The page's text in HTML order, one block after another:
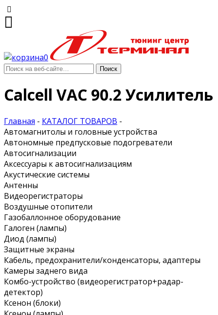
0
Calcell VAC 90.2 Усилитель
Главная - КАТАЛОГ ТОВАРОВ -
Автомагнитолы и головные устройства
Автономные предпусковые подогреватели
Автосигнализации
Аксессуары к автосигнализациям
Акустические системы
Антенны
Видеорегистраторы
Воздушные отопители
Газобаллонное оборудование
Галоген (лампы)
Диод (лампы)
Защитные экраны
Кабель, предохранители/конденсаторы, адаптеры
Камеры заднего вида
Комбо-устройство (видеорегистратор+радар-
детектор)
Ксенон (блоки)